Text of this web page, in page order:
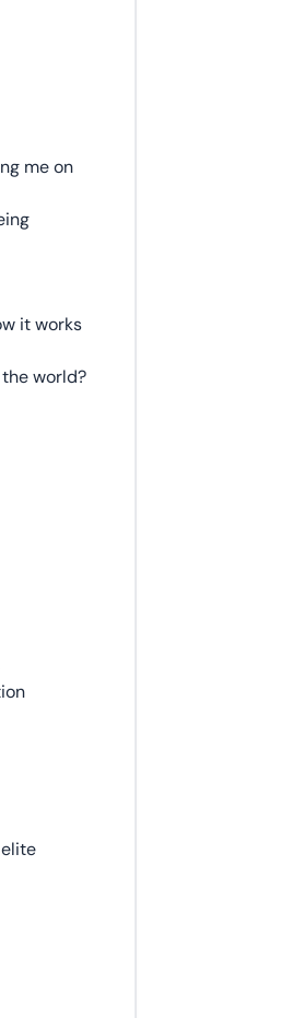
me on
it works
world?